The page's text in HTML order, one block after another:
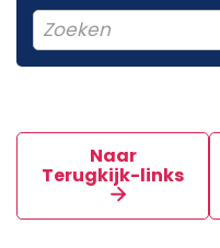
Naar
Terugkijk-links